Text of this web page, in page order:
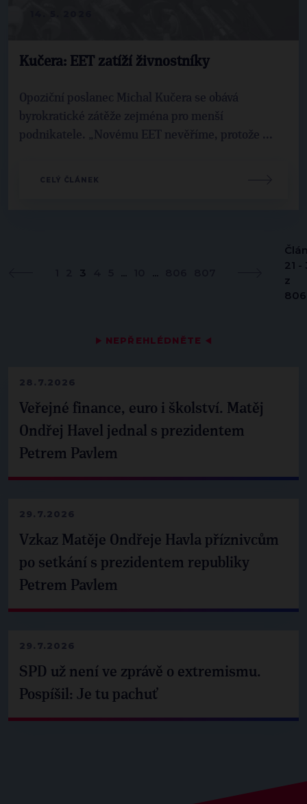
▶ NEPŘEHLÉDNĚTE ◀
28.7.2026
Veřejné finance, euro i školství. Matěj
Ondřej Havel jednal s prezidentem
Petrem Pavlem
29.7.2026
Vzkaz Matěje Ondřeje Havla příznivcům
po setkání s prezidentem republiky
Petrem Pavlem
29.7.2026
SPD už není ve zprávě o extremismu.
Pospíšil: Je tu pachuť
Kučera: EET zatíží živnostníky
Opoziční poslanec Michal Kučera se obává
byrokratické zátěže zejména pro menší
podnikatele. „Novému EET nevěříme, protože ...
CELÝ ČLÁNEK
3 ... ...
21 -
z